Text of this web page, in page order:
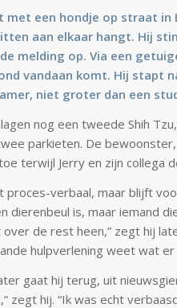
met een hondje op straat in
aan elkaar hangt. Hij
melding op. Via een
vandaan komt. Hij stapt
niet groter dan een
nog een tweede Shih
parkieten. De
terwijl Jerry en zijn collega
proces-verbaal, maar blijft
dierenbeul is, maar iemand
over de rest heen,” zegt hij
hulpverlening weet wat
gaat hij terug, uit
zegt hij. “Ik was echt